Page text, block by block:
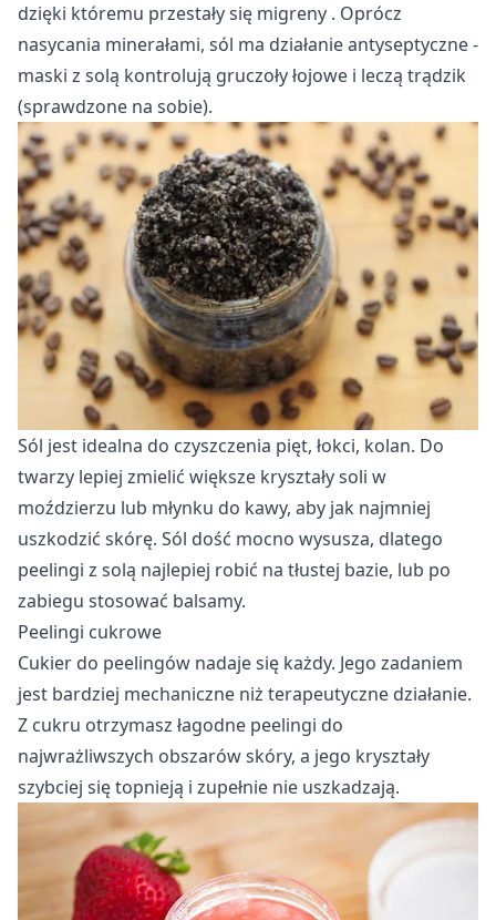
dzięki któremu przestały się migreny . Oprócz
nasycania minerałami, sól ma działanie antyseptyczne -
maski z solą kontrolują gruczoły łojowe i leczą trądzik
(sprawdzone na sobie).
Sól jest idealna do czyszczenia pięt, łokci, kolan. Do
twarzy lepiej zmielić większe kryształy soli w
moździerzu lub młynku do kawy, aby jak najmniej
uszkodzić skórę. Sól dość mocno wysusza, dlatego
peelingi z solą najlepiej robić na tłustej bazie, lub po
zabiegu stosować balsamy.
Peelingi cukrowe
Cukier do peelingów nadaje się każdy. Jego zadaniem
jest bardziej mechaniczne niż terapeutyczne działanie.
Z cukru otrzymasz łagodne peelingi do
najwrażliwszych obszarów skóry, a jego kryształy
szybciej się topnieją i zupełnie nie uszkadzają.